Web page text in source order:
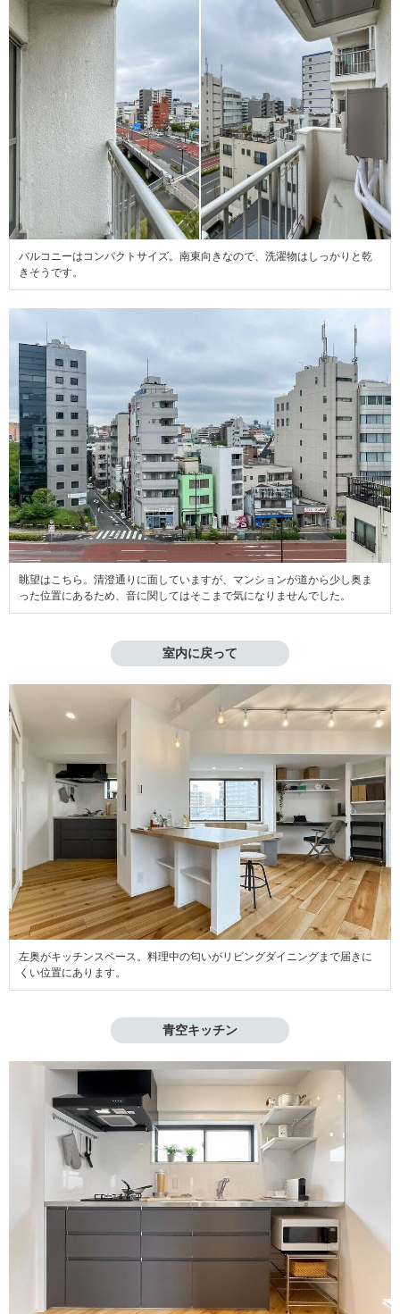
バルコニーはコンパクトサイズ。南東向きなので、洗濯物はしっかりと乾
きそうです。
眺望はこちら。清澄通りに面していますが、マンションが道から少し奥ま
った位置にあるため、音に関してはそこまで気になりませんでした。
室内に戻って
左奥がキッチンスペース。料理中の匂いがリビングダイニングまで届きに
くい位置にあります。
青空キッチン